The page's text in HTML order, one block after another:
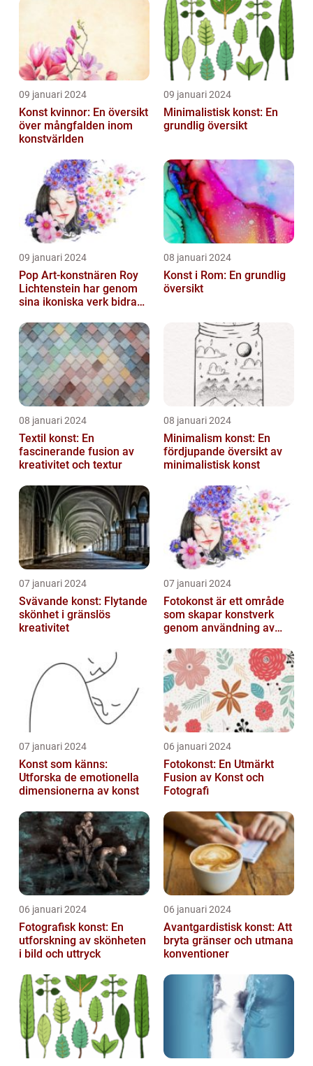
09 januari 2024
Konst kvinnor: En översikt
över mångfalden inom
konstvärlden
09 januari 2024
Minimalistisk konst: En
grundlig översikt
09 januari 2024
Pop Art-konstnären Roy
Lichtenstein har genom
sina ikoniska verk bidragit
08 januari 2024
Konst i Rom: En grundlig
översikt
08 januari 2024
Textil konst: En
fascinerande fusion av
kreativitet och textur
08 januari 2024
Minimalism konst: En
fördjupande översikt av
minimalistisk konst
07 januari 2024
Svävande konst: Flytande
skönhet i gränslös
kreativitet
07 januari 2024
Fotokonst är ett område
som skapar konstverk
genom användning av
07 januari 2024
Konst som känns:
Utforska de emotionella
dimensionerna av konst
06 januari 2024
Fotokonst: En Utmärkt
Fusion av Konst och
Fotografi
06 januari 2024
Fotografisk konst: En
utforskning av skönheten
i bild och uttryck
06 januari 2024
Avantgardistisk konst: Att
bryta gränser och utmana
konventioner